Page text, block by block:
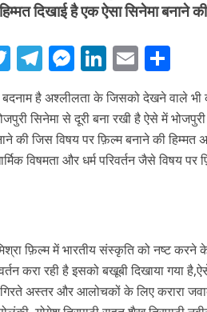
दिखाई है एक ऐसा सिनेमा बनाने
T
itt
er
T
e
gr
a
M
ss
e
n
Li
n
k
e
dI
E
m
ai
l
h
ar
e
बदनाम है अश्लीलता के जिसको देखने
सिनेमा से दूरी बना रखी है ऐसे में
की जिस विषय पर फ़िल्म बनाने की हिम्मत
विषमता और धर्म परिवर्तन जैसे विषय पर
फ़िल्म में भारतीय संस्कृति को नष्ट
करा रही है इसको बखूबी दिखाया गया
अस्तर और आलोचकों के लिए करारा